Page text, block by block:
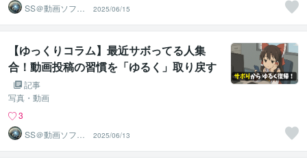
SS＠動画ソフト
ウェアエンジニ
ア
2025/06/15
【ゆっくりコラム】最近サボってる人集
合！動画投稿の習慣を「ゆるく」取り戻す
方法を教えます
記事
写真・動画
3
SS＠動画ソフト
ウェアエンジニ
ア
2025/06/13